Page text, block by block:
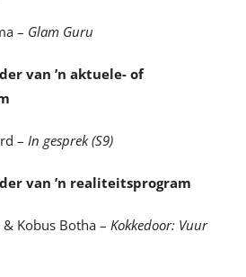
– Glam Guru
van ’n aktuele- of
– In gesprek (S9)
van ’n realiteitsprogram
Kobus Botha – Kokkedoor: Vuur